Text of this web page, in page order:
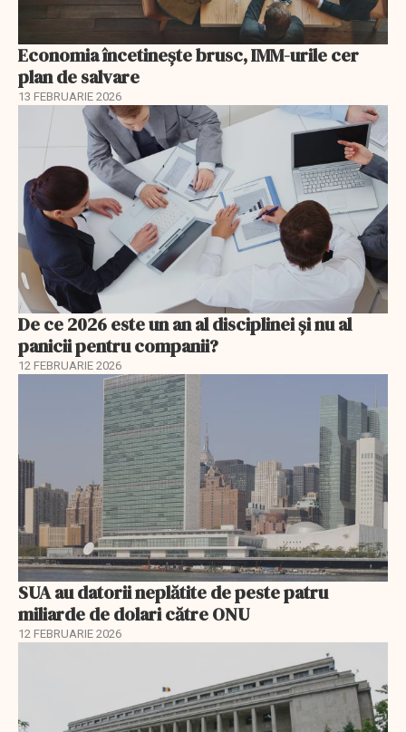
Economia încetinește brusc, IMM-urile cer
plan de salvare
13 FEBRUARIE 2026
De ce 2026 este un an al disciplinei și nu al
panicii pentru companii?
12 FEBRUARIE 2026
SUA au datorii neplătite de peste patru
miliarde de dolari către ONU
12 FEBRUARIE 2026